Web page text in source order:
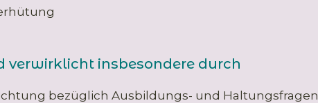
verwirklicht insbesondere durch
bezüglich Ausbildungs- und Haltungsfragen